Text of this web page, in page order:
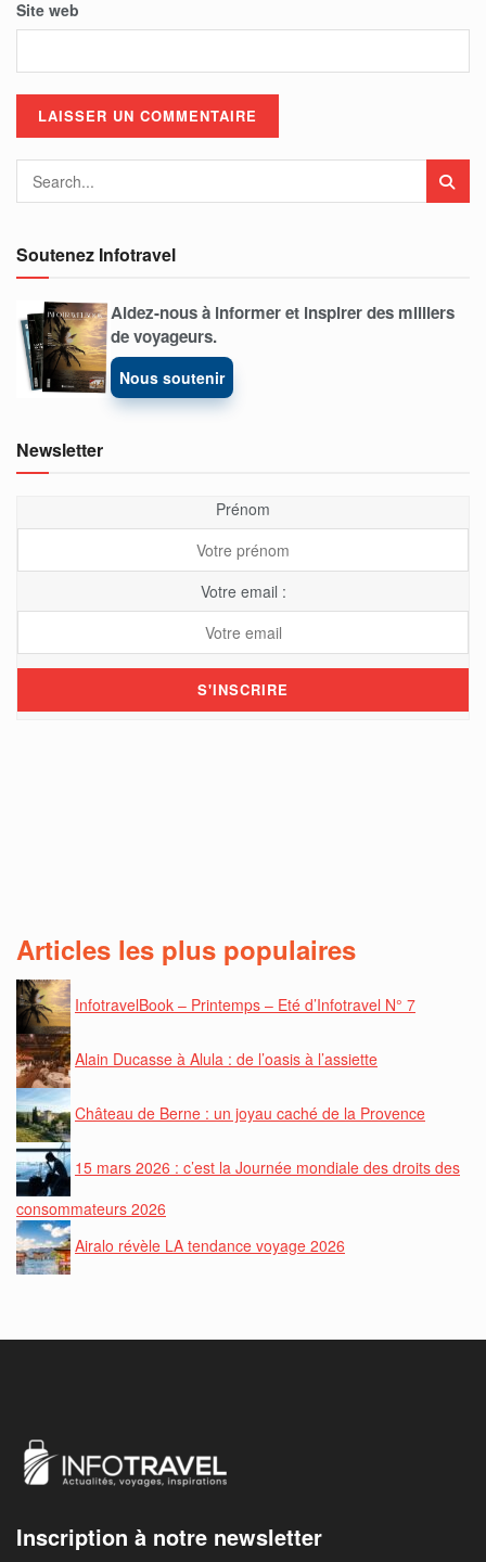
Site web
Soutenez Infotravel
Aidez-nous à informer et inspirer des milliers
de voyageurs.
Nous soutenir
Newsletter
Prénom
Votre email :
Articles les plus populaires
InfotravelBook – Printemps – Eté d’Infotravel N° 7
Alain Ducasse à Alula : de l’oasis à l’assiette
Château de Berne : un joyau caché de la Provence
15 mars 2026 : c’est la Journée mondiale des droits des
consommateurs 2026
Airalo révèle LA tendance voyage 2026
Inscription à notre newsletter